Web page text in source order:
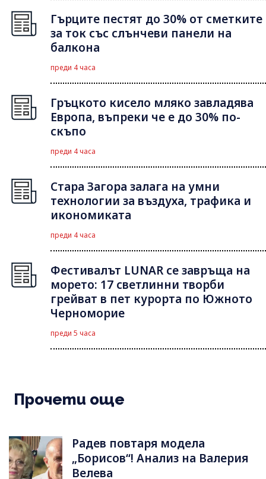
Гърците пестят до 30% от сметките
за ток със слънчеви панели на
балкона
преди 4 часа
Гръцкото кисело мляко завладява
Европа, въпреки че е до 30% по-
скъпо
преди 4 часа
Стара Загора залага на умни
технологии за въздуха, трафика и
икономиката
преди 4 часа
Фестивалът LUNAR се завръща на
морето: 17 светлинни творби
грейват в пет курорта по Южното
Черноморие
преди 5 часа
Прочети още
Радев повтаря модела
„Борисов“! Анализ на Валерия
Велева